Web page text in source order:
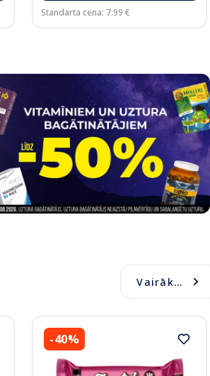
Standarta cena: 7.99 €
Vairāk...
-40%